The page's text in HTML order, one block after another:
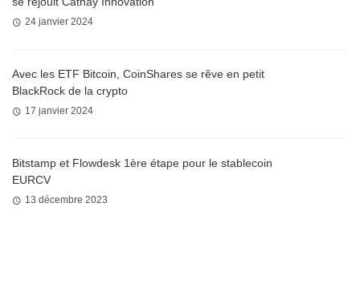
24 janvier 2024
Avec les ETF Bitcoin, CoinShares se rêve en petit
BlackRock de la crypto
17 janvier 2024
Bitstamp et Flowdesk 1ère étape pour le stablecoin
EURCV
13 décembre 2023